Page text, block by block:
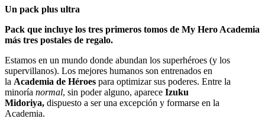
Un pack plus ultra
Pack que incluye los tres primeros tomos de My Hero Academia
más tres postales de regalo.
Estamos en un mundo donde abundan los superhéroes (y los
supervillanos). Los mejores humanos son entrenados en
la Academia de Héroes para optimizar sus poderes. Entre la
minoría normal, sin poder alguno, aparece Izuku
Midoriya, dispuesto a ser una excepción y formarse en la
Academia.